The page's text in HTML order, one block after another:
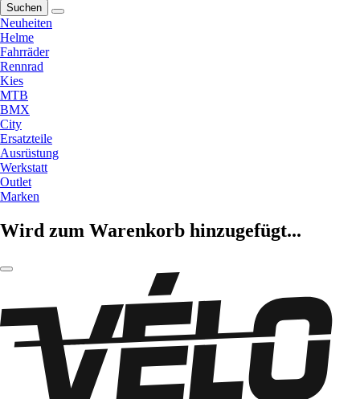
Suchen
Neuheiten
Helme
Fahrräder
Rennrad
Kies
MTB
BMX
City
Ersatzteile
Ausrüstung
Werkstatt
Outlet
Marken
Wird zum Warenkorb hinzugefügt...